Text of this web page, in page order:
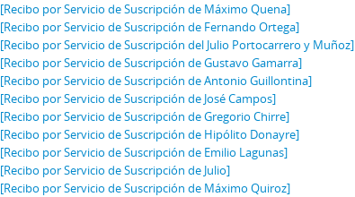
[Recibo por Servicio de Suscripción de Máximo Quena]
[Recibo por Servicio de Suscripción de Fernando Ortega]
[Recibo por Servicio de Suscripción del Julio Portocarrero y Muñoz]
[Recibo por Servicio de Suscripción de Gustavo Gamarra]
[Recibo por Servicio de Suscripción de Antonio Guillontina]
[Recibo por Servicio de Suscripción de José Campos]
[Recibo por Servicio de Suscripción de Gregorio Chirre]
[Recibo por Servicio de Suscripción de Hipólito Donayre]
[Recibo por Servicio de Suscripción de Emilio Lagunas]
[Recibo por Servicio de Suscripción de Julio]
[Recibo por Servicio de Suscripción de Máximo Quiroz]